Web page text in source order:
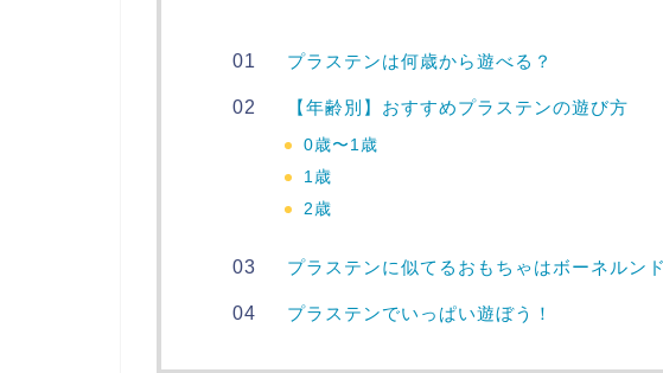
プラステンは何歳から遊べる？
【年齢別】おすすめプラステンの遊び方
0歳〜1歳
1歳
2歳
プラステンに似てるおもちゃはボーネルン
プラステンでいっぱい遊ぼう！